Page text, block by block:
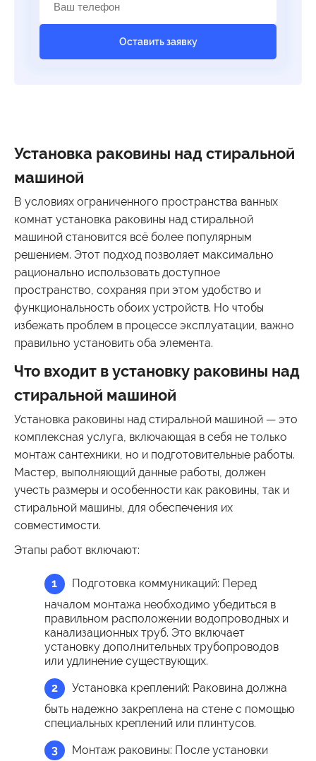
Оставить заявку
Установка раковины над стиральной
машиной
В условиях ограниченного пространства ванных
комнат установка раковины над стиральной
машиной становится всё более популярным
решением. Этот подход позволяет максимально
рационально использовать доступное
пространство, сохраняя при этом удобство и
функциональность обоих устройств. Но чтобы
избежать проблем в процессе эксплуатации, важно
правильно установить оба элемента.
Что входит в установку раковины над
стиральной машиной
Установка раковины над стиральной машиной — это
комплексная услуга, включающая в себя не только
монтаж сантехники, но и подготовительные работы.
Мастер, выполняющий данные работы, должен
учесть размеры и особенности как раковины, так и
стиральной машины, для обеспечения их
совместимости.
Этапы работ включают:
Подготовка коммуникаций: Перед
началом монтажа необходимо убедиться в
правильном расположении водопроводных и
канализационных труб. Это включает
установку дополнительных трубопроводов
или удлинение существующих.
Установка креплений: Раковина должна
быть надежно закреплена на стене с помощью
специальных креплений или плинтусов.
Монтаж раковины: После установки